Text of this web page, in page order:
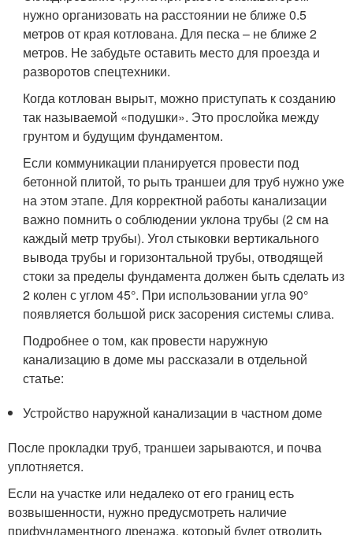
нужно организовать на расстоянии не ближе 0.5
метров от края котлована. Для песка – не ближе 2
метров. Не забудьте оставить место для проезда и
разворотов спецтехники.
Когда котлован вырыт, можно приступать к созданию
так называемой «подушки». Это прослойка между
грунтом и будущим фундаментом.
Если коммуникации планируется провести под
бетонной плитой, то рыть траншеи для труб нужно уже
на этом этапе. Для корректной работы канализации
важно помнить о соблюдении уклона трубы (2 см на
каждый метр трубы). Угол стыковки вертикального
вывода трубы и горизонтальной трубы, отводящей
стоки за пределы фундамента должен быть сделать из
2 колен с углом 45°. При использовании угла 90°
появляется большой риск засорения системы слива.
Подробнее о том, как провести наружную
канализацию в доме мы рассказали в отдельной
статье:
Устройство наружной канализации в частном доме
После прокладки труб, траншеи зарываются, и почва
уплотняется.
Если на участке или недалеко от его границ есть
возвышенности, нужно предусмотреть наличие
прифундаментного дренажа, который будет отводить